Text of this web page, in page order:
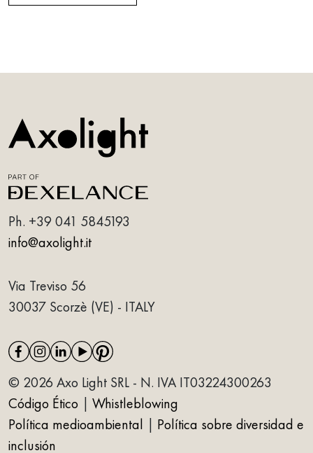
Ph. +39 041 5845193
info@axolight.it
Via Treviso 56
30037 Scorzè (VE) - ITALY
© 2026 Axo Light SRL - N. IVA IT03224300263
Código Ético | Whistleblowing
Política medioambiental | Política sobre diversidad e
inclusión